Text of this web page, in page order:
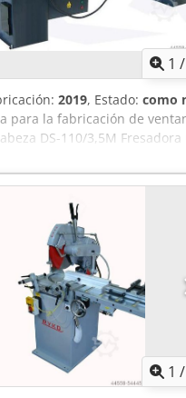
1 /
2019, Estado: como
para la fabricación de
DS-110/3,5M
dispositivo de centrado
soldadura de doble
de esquinas WPOF-4
1 /